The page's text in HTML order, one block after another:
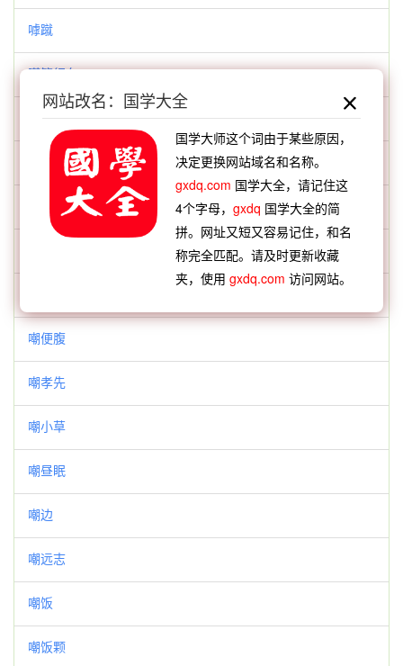
嘑蹴
嘒管行车
嘘嗒
嘘枯吹生
嘲三九
嘲便腹
嘲孝先
嘲小草
嘲昼眠
嘲边
嘲远志
嘲饭
嘲饭颗
网站改名：国学大全
国学大师这个词由于某些原因，
决定更换网站域名和名称。
gxdq.com 国学大全，请记住这
4个字母，gxdq 国学大全的简
拼。网址又短又容易记住，和名
称完全匹配。请及时更新收藏
夹，使用gxdq.com 访问网站。